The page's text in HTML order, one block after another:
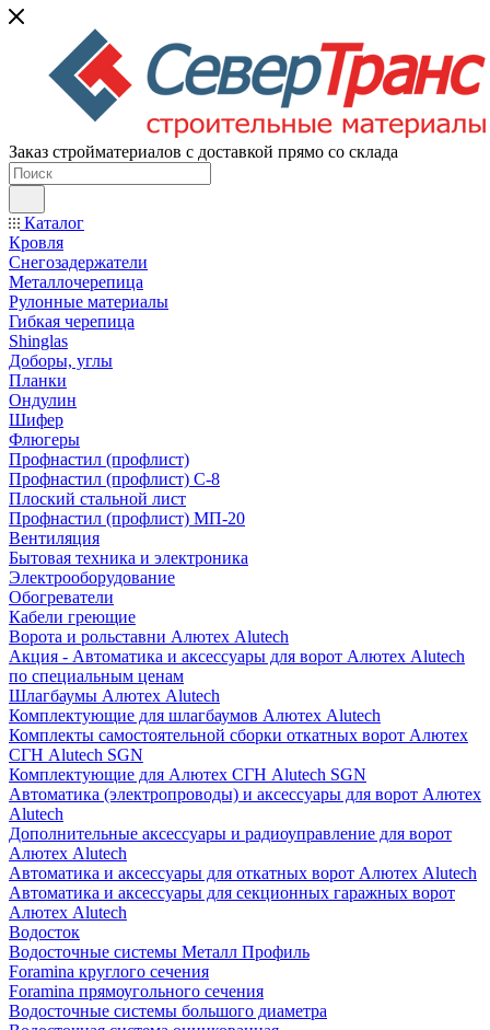
Заказ стройматериалов с доставкой прямо со склада
Каталог
Кровля
Снегозадержатели
Металлочерепица
Рулонные материалы
Гибкая черепица
Shinglas
Доборы, углы
Планки
Ондулин
Шифер
Флюгеры
Профнастил (профлист)
Профнастил (профлист) С-8
Плоский стальной лист
Профнастил (профлист) МП-20
Вентиляция
Бытовая техника и электроника
Электрооборудование
Обогреватели
Кабели греющие
Ворота и рольставни Алютех Alutech
Акция - Автоматика и аксессуары для ворот Алютех Alutech
по специальным ценам
Шлагбаумы Алютех Alutech
Комплектующие для шлагбаумов Алютех Alutech
Комплекты самостоятельной сборки откатных ворот Алютех
СГН Alutech SGN
Комплектующие для Алютех СГН Alutech SGN
Автоматика (электропроводы) и аксессуары для ворот Алютех
Alutech
Дополнительные аксессуары и радиоуправление для ворот
Алютех Alutech
Автоматика и аксессуары для откатных ворот Алютех Alutech
Автоматика и аксессуары для секционных гаражных ворот
Алютех Alutech
Водосток
Водосточные системы Металл Профиль
Foramina круглого сечения
Foramina прямоугольного сечения
Водосточные системы большого диаметра